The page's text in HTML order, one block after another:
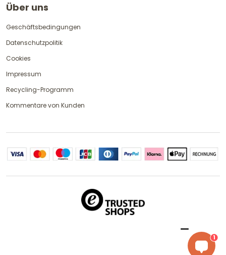
Über uns
Geschäftsbedingungen
Datenschutzpolitik
Cookies
Impressum
Recycling-Programm
Kommentare von Kunden
1